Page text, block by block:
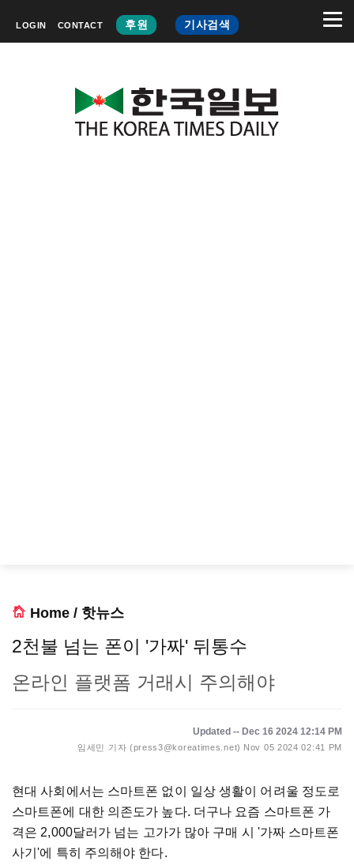
LOGIN CONTACT 후원 기사검색
Home / 핫뉴스
2천불 넘는 폰이 '가짜' 뒤통수
온라인 플랫폼 거래시 주의해야
Updated -- Dec 16 2024 12:14 PM
임세민 기자 (press3@koreatimes.net) Nov 05 2024 02:41 PM
현대 사회에서는 스마트폰 없이 일상 생활이 어려울 정도로
스마트폰에 대한 의존도가 높다. 더구나 요즘 스마트폰 가
격은 2,000달러가 넘는 고가가 많아 구매 시 '가짜 스마트폰
사기'에 특히 주의해야 한다.